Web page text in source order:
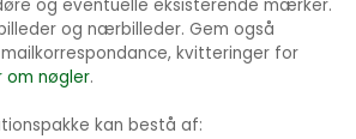
og eventuelle eksisterende mærker.
og nærbilleder. Gem også
kvitteringer for
om nøgler.
kan bestå af: